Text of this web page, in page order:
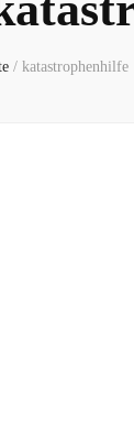
/ katastrophenhilfe